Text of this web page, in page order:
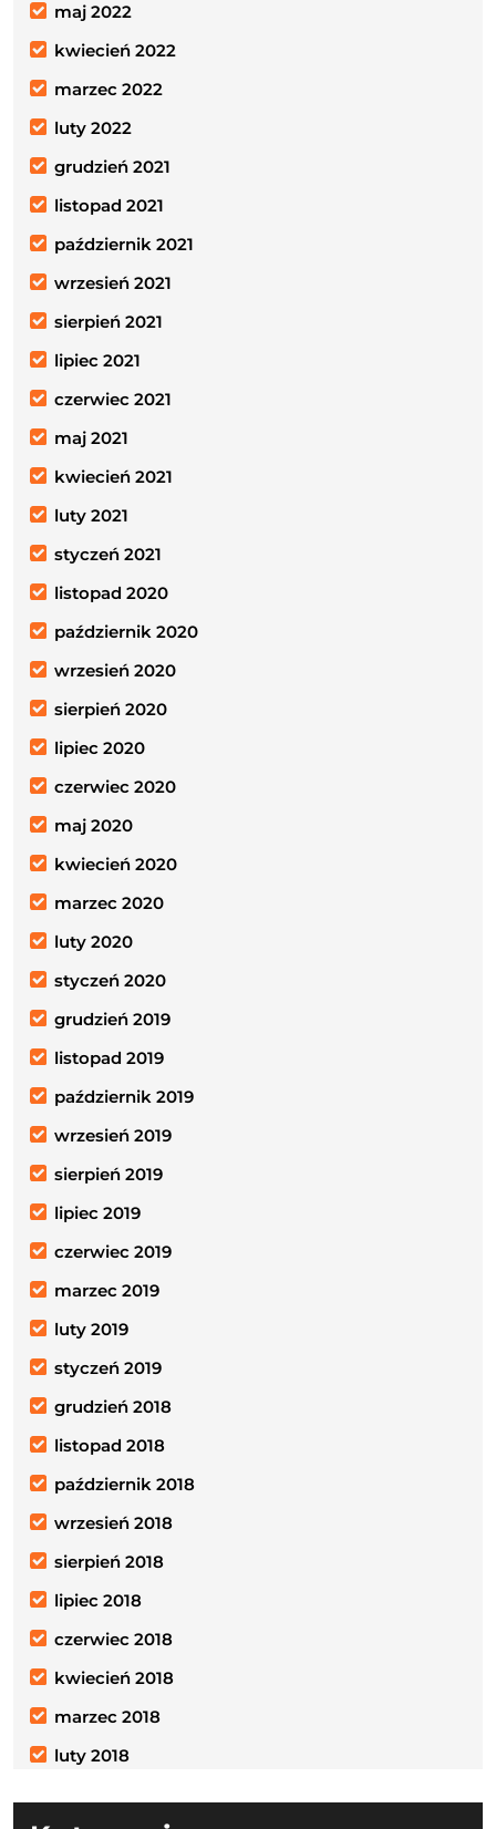
maj 2022
kwiecień 2022
marzec 2022
luty 2022
grudzień 2021
listopad 2021
październik 2021
wrzesień 2021
sierpień 2021
lipiec 2021
czerwiec 2021
maj 2021
kwiecień 2021
luty 2021
styczeń 2021
listopad 2020
październik 2020
wrzesień 2020
sierpień 2020
lipiec 2020
czerwiec 2020
maj 2020
kwiecień 2020
marzec 2020
luty 2020
styczeń 2020
grudzień 2019
listopad 2019
październik 2019
wrzesień 2019
sierpień 2019
lipiec 2019
czerwiec 2019
marzec 2019
luty 2019
styczeń 2019
grudzień 2018
listopad 2018
październik 2018
wrzesień 2018
sierpień 2018
lipiec 2018
czerwiec 2018
kwiecień 2018
marzec 2018
luty 2018